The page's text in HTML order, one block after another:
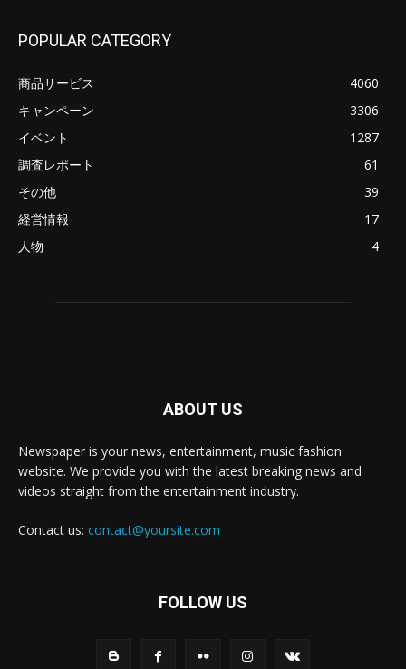
POPULAR CATEGORY
商品サービス
4060
キャンペーン
3306
イベント
1287
調査レポート
61
その他
39
経営情報
17
人物
4
ABOUT US
Newspaper is your news, entertainment, music fashion
website. We provide you with the latest breaking news and
videos straight from the entertainment industry.
Contact us: contact@yoursite.com
FOLLOW US